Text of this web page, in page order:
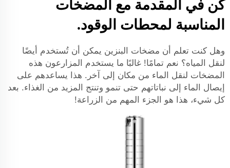
كن في المقدمة مع المضخات
المناسبة لمحطات الوقود.
وهل كنت تعلم أن مضخات البنزين يمكن أن تُستخدم أيضًا
لنقل المياه؟ نعم تمامًا! غالبًا ما يستخدم المزارعون هذه
المضخات لنقل الماء من مكان إلى آخر. هذا يساعدهم على
إيصال الماء إلى نباتاتهم حتى تنمو وتنتج المزيد من الغذاء. بعد
كل شيء، هذا هو الجزء المهم من الزراعة!